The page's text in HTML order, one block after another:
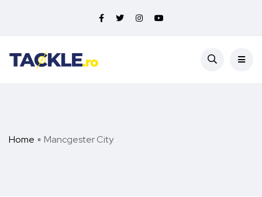
Home Mancgester City